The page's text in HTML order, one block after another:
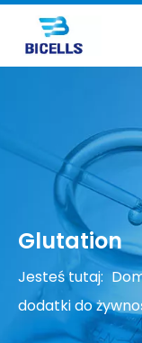
Glutation
Jesteś tutaj:
dodatki do